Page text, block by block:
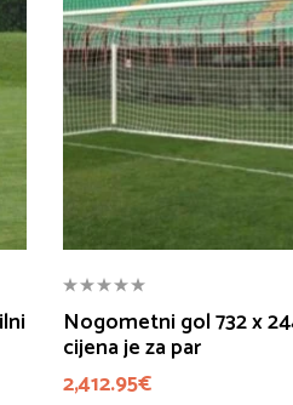
Nogometni gol 732 x
cijena je za par
2,412.95€